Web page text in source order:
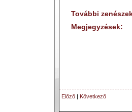
További
Megjegyzések:
Előző | Következő